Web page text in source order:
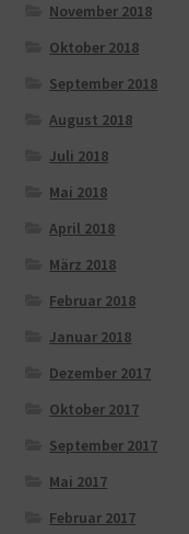
November 2018
Oktober 2018
September 2018
August 2018
Juli 2018
Mai 2018
April 2018
März 2018
Februar 2018
Januar 2018
Dezember 2017
Oktober 2017
September 2017
Mai 2017
Februar 2017